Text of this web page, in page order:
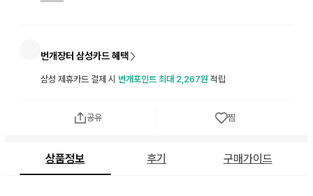
번개장터 삼성카드 혜택
삼성 제휴카드 결제 시 번개포인트 최대 2,267원 적립
공유 찜
상품정보 후기 구매가이드